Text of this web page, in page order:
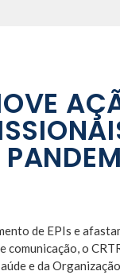
de EPIs e
comunicação, o
e da